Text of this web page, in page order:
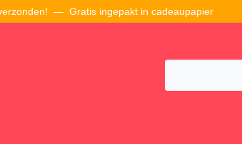
— Gratis ingepakt in cadeaupapier